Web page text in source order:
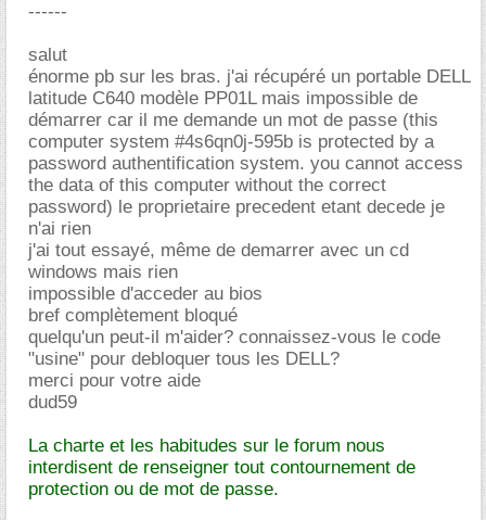
------
salut
énorme pb sur les bras. j'ai récupéré un portable DELL
latitude C640 modèle PP01L mais impossible de
démarrer car il me demande un mot de passe (this
computer system #4s6qn0j-595b is protected by a
password authentification system. you cannot access
the data of this computer without the correct
password) le proprietaire precedent etant decede je
n'ai rien
j'ai tout essayé, même de demarrer avec un cd
windows mais rien
impossible d'acceder au bios
bref complètement bloqué
quelqu'un peut-il m'aider? connaissez-vous le code
"usine" pour debloquer tous les DELL?
merci pour votre aide
dud59
La charte et les habitudes sur le forum nous
interdisent de renseigner tout contournement de
protection ou de mot de passe.